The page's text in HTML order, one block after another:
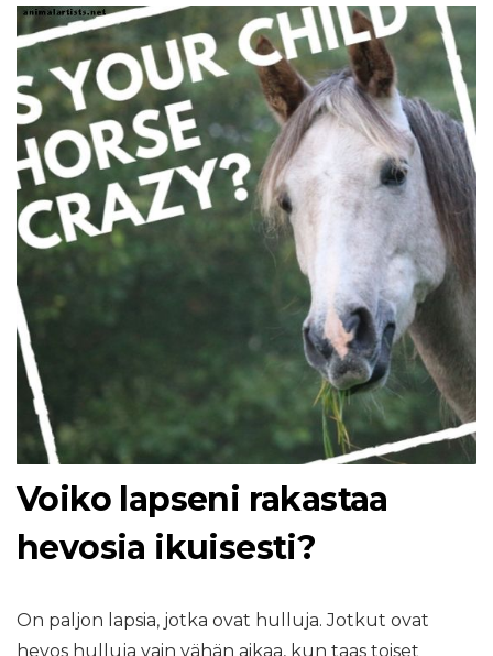
Voiko lapseni rakastaa
hevosia ikuisesti?
On paljon lapsia, jotka ovat hulluja. Jotkut ovat
hevos hulluja vain vähän aikaa, kun taas toiset